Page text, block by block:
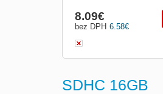
6.58€
bez DPH
8.09€
SDHC 16GB